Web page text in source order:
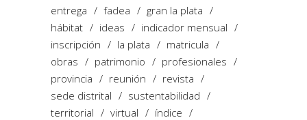
entrega
fadea
gran la plata
hábitat
ideas
indicador mensual
inscripción
la plata
matricula
obras
patrimonio
profesionales
provincia
reunión
revista
sede distrital
sustentabilidad
territorial
virtual índice